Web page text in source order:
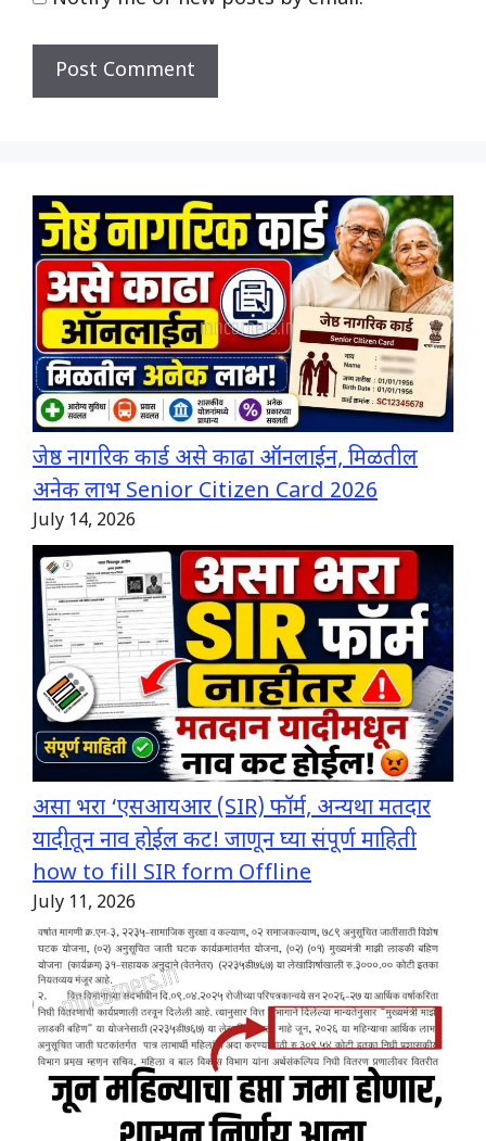
जेष्ठ नागरिक कार्ड असे काढा ऑनलाईन, मिळतील
अनेक लाभ Senior Citizen Card 2026
July 14, 2026
असा भरा ‘एसआयआर (SIR) फॉर्म, अन्यथा मतदार
यादीतून नाव होईल कट! जाणून घ्या संपूर्ण माहिती
how to fill SIR form Offline
July 11, 2026